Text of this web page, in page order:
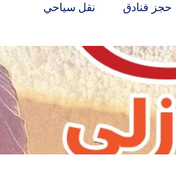
حجز فنادق
نقل سياحي